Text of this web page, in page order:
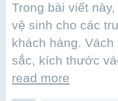
Trong bài viết
vệ sinh cho các
khách hàng.
sắc, kích thước
read more